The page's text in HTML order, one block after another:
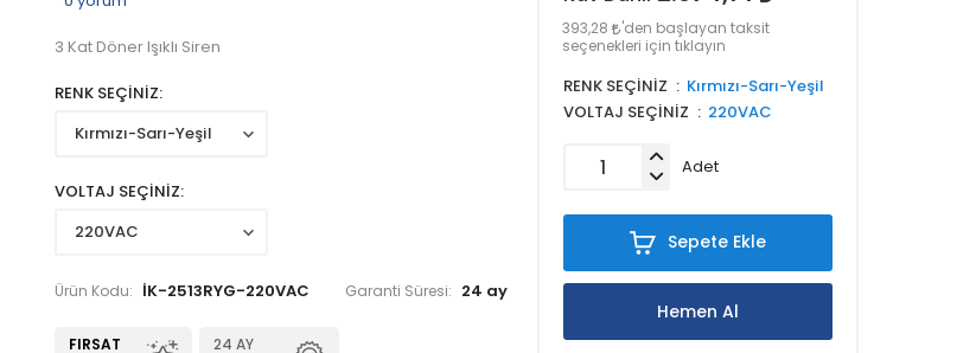
3 Kat Döner Işıklı Siren
RENK SEÇİNİZ
VOLTAJ SEÇİNİZ
Ürün Kodu: İK-2513RYG-220VAC Garanti Süresi: 24 ay
FIRSAT
24 AY
393,28
'den başlayan taksit
seçenekleri için tıklayın
RENK SEÇİNİZ
Kırmızı-Sarı-Yeşil
VOLTAJ SEÇİNİZ
220VAC
Adet
Sepete Ekle
Hemen Al